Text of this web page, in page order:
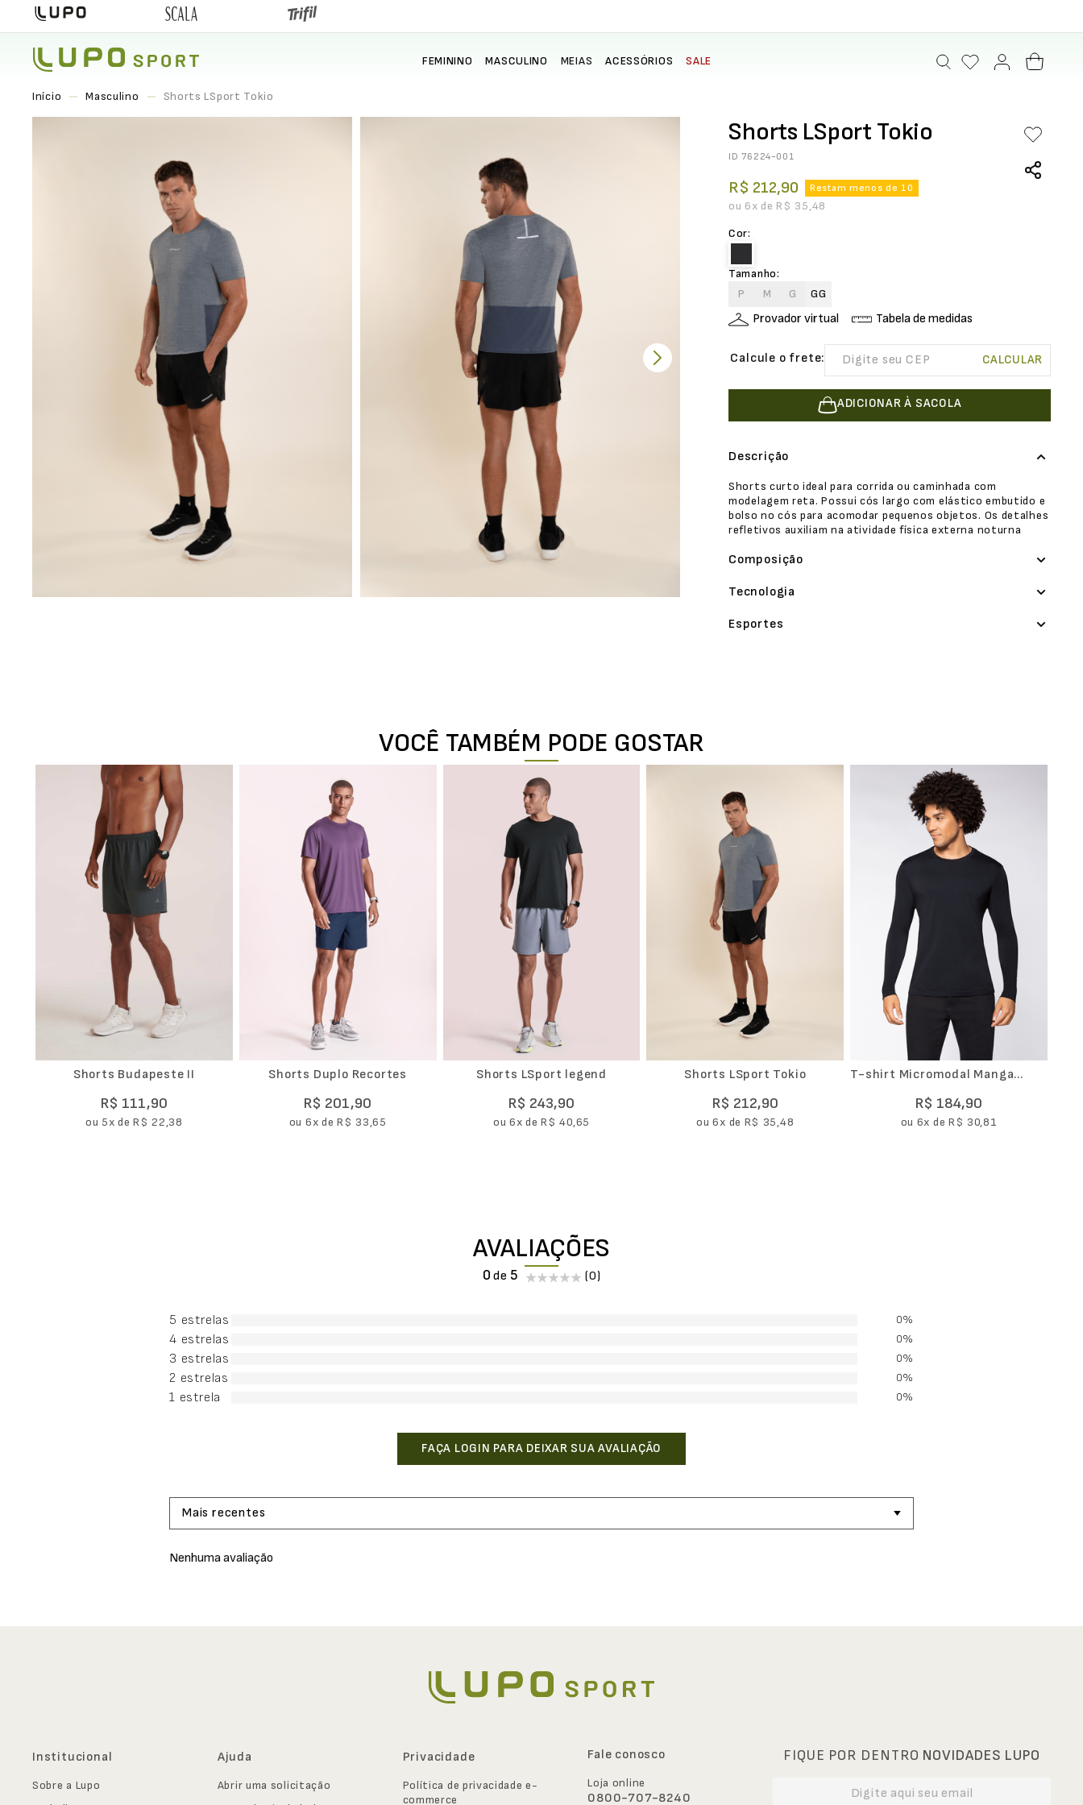
FEMININO MASCULINO MEIAS ACESSÓRIOS SALE
Masculino Shorts LSport Tokio
Shorts LSport Tokio
ID 76224-001
R$ 212,90 Restam menos de 10
ou 6x de R$ 35,48
Cor:
Tamanho:
P
M G GG
Provador virtual Tabela de medidas
ADICIONAR À SACOLA
Descrição
Shorts curto ideal para corrida ou caminhada com
modelagem reta. Possui cós largo com elástico embutido e
bolso no cós para acomodar pequenos objetos. Os detalhes
refletivos auxiliam na atividade física externa noturna
Composição
Tecnologia
Esportes
VOCÊ TAMBÉM PODE GOSTAR
Shorts Budapeste II
R$ 111,90
ou 5x deR$ 22,38
Shorts Duplo Recortes
R$ 201,90
ou 6x deR$ 33,65
Shorts LSport legend
R$ 243,90
ou6x deR$ 40,65
Shorts LSport Tokio
R$ 212,90
ou6x de R$ 35,48
T-shirt Micromodal Manga
R$ 184,90
ou 6x de R$ 30,81
AVALIAÇÕES
0 (0)
5 estrelas 0%
4 estrelas 0%
3 estrelas 0%
2 estrelas 0%
1 estrela 0%
Mais recentes
Nenhuma avaliação
Institucional
Sobre a Lupo
Ajuda
Abrir uma solicitação
Privacidade
Política de privacidade e-
commerce
Fale conosco
Loja online
0800-707-8240
FIQUE POR DENTRO NOVIDADES LUPO